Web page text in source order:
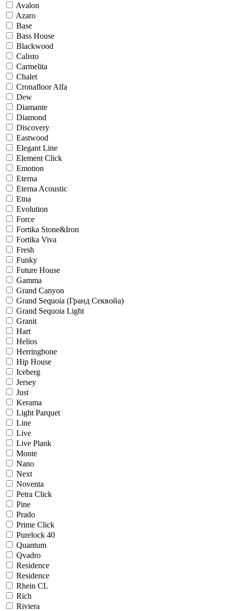
Avalon
Azaro
Base
Bass House
Blackwood
Calisto
Carmelita
Chalet
Cronafloor Alfa
Dew
Diamante
Diamond
Discovery
Eastwood
Elegant Line
Element Click
Emotion
Eterna
Eterna Acoustic
Etna
Evolution
Force
Fortika Stone&Iron
Fortika Viva
Fresh
Funky
Future House
Gamma
Grand Canyon
Grand Sequoia (Гранд Секвойа)
Grand Sequoia Light
Granit
Hart
Helios
Herringbone
Hip House
Iceberg
Jersey
Just
Kerama
Light Parquet
Line
Live
Live Plank
Monte
Nano
Next
Noventa
Petra Click
Pine
Prado
Prime Click
Purelock 40
Quantum
Qvadro
Residence
Residence
Rhein CL
Rich
Riviera